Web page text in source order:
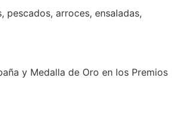
arroces, ensaladas,
y Medalla de Oro en los Premios